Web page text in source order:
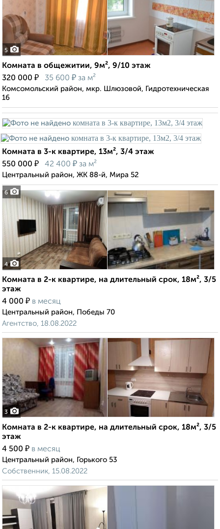
5
Комната в общежитии, 9м², 9/10 этаж
320 000 ₽ 35 600 ₽ за м²
Комсомольский район, мкр. Шлюзовой, Гидротехническая
16
6
Комната в 3-к квартире, 13м², 3/4 этаж
550 000 ₽ 42 400 ₽ за м²
Центральный район, ЖК 88-й, Мира 52
4
Комната в 2-к квартире, на длительный срок, 18м², 3/5
этаж
4 000 ₽ в месяц
Центральный район, Победы 70
Агентство, 18.08.2022
3
Комната в 2-к квартире, на длительный срок, 18м², 3/5
этаж
4 500 ₽ в месяц
Центральный район, Горького 53
Собственник, 15.08.2022